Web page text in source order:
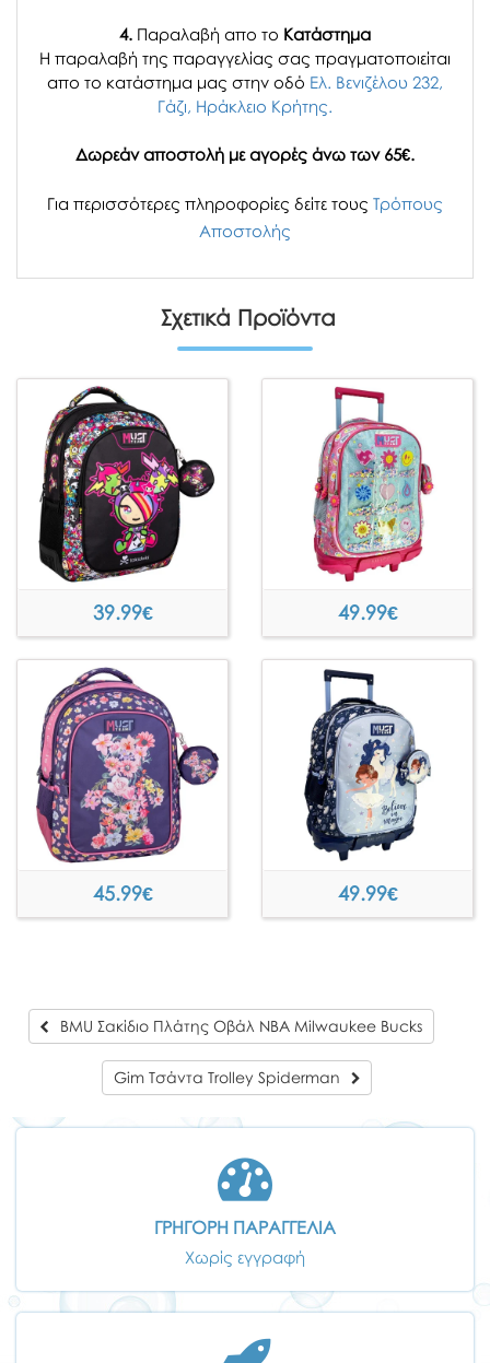
4. Παραλαβή απο το Κατάστημα
H παραλαβή της παραγγελίας σας πραγματοποιείται
απο το κατάστημα μας στην οδό Ελ. Βενιζέλου 232,
Γάζι, Ηράκλειο Κρήτης.
Δωρεάν αποστολή με αγορές άνω των 65€.
Για περισσότερες πληροφορίες δείτε τους Τρόπους
Αποστολής
Σχετικά Προϊόντα
39.99€ 49.99€
45.99€ 49.99€
BMU Σaκίδιο Πλάτης Οβάλ NBA Milwaukee Bucks
Gim Τσάντα Trolley Spiderman
ΓΡΗΓΟΡΗ ΠΑΡΑΓΓΕΛΙΑ
Χωρίς εγγραφή